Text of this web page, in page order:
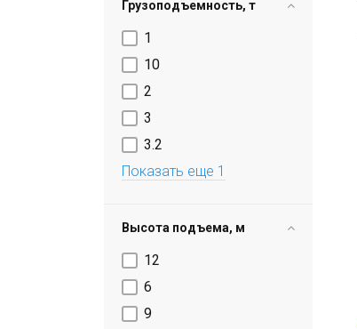
Грузоподъемность, т
1
10
2
3
3.2
Показать еще 1
Высота подъема, м
12
6
9